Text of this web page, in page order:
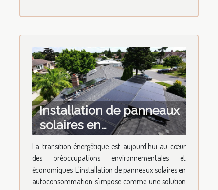
Installation de panneaux
solaires en
autoconsommation
retour sur
investissement et
économies potentielles
La transition énergétique est aujourd'hui au cœur
des préoccupations environnementales et
économiques. L'installation de panneaux solaires en
autoconsommation s'impose comme une solution